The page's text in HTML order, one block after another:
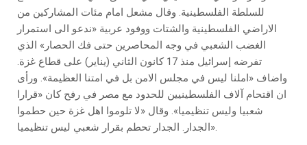
للسلطة الفلسطينية. وقال مشعل امام مئات المشاركين من
الاراضي الفلسطينية والشتات ووفود عربية «ندعو الى استمرار
الغضب الشعبي في وجه المحاصرين حتى فك الحصار» الذي
تفرضه إسرائيل منذ 17 كانون الثاني (يناير) على قطاع غزة.
واضاف «املنا ليس في مجلس الامن بل في امتنا العظيمة». ورأى
ان اقتحام آلاف الفلسطينيين للحدود مع مصر في رفح كان «قرارا
شعبيا وليس تنظيميا». وقال «لا تلوموا اهل غزة حين حطموا
الجدار. الجدار تحطم بقرار شعبي ليس تنظيميا».